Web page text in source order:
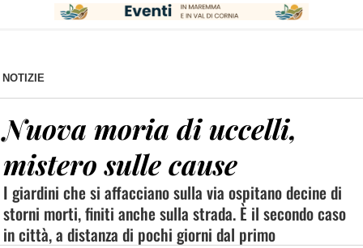
NOTIZIE
Nuova moria di uccelli,
mistero sulle cause
I giardini che si affacciano sulla via ospitano decine di
storni morti, finiti anche sulla strada. È il secondo caso
in città, a distanza di pochi giorni dal primo